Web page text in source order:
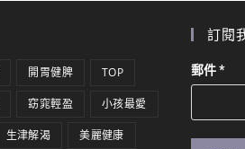
開胃健脾 TOP
窈窕輕盈 小孩最愛
生津解渴 美麗健康
訂閱
郵件*